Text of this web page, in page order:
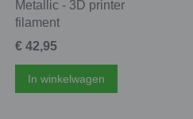
Metallic - 3D printer
filament
€ 42,95
In winkelwagen